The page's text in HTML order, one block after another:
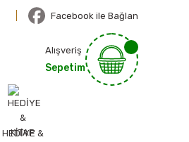
Facebook ile Bağlan
Alışveriş
Sepetim
HEDİYE &